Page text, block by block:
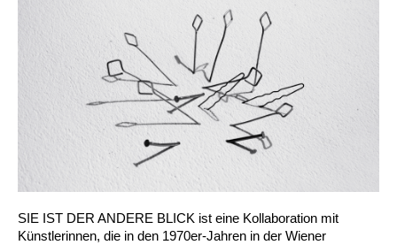
SIE IST DER ANDERE BLICK ist eine Kollaboration mit
Künstlerinnen, die in den 1970er-Jahren in der Wiener